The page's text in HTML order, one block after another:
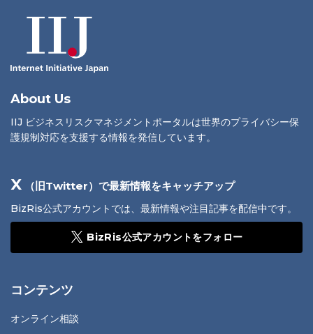
About Us
IIJ ビジネスリスクマネジメントポータルは世界のプライバシー保
護規制対応を支援する情報を発信しています。
X （旧Twitter）で最新情報をキャッチアップ
BizRis公式アカウントでは、最新情報や注目記事を配信中です。
BizRis公式アカウントをフォロー
コンテンツ
オンライン相談